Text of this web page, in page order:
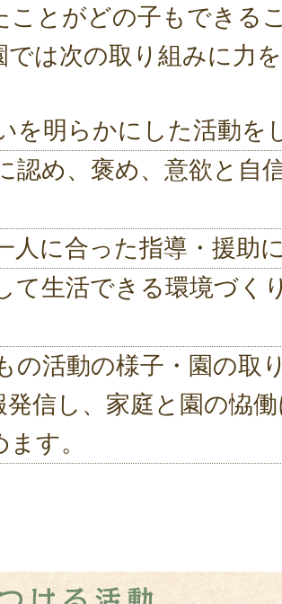
ことがどの子もできる
では次の取り組みに力
を明らかにした活動を
認め、褒め、意欲と自
人に合った指導・援助
て生活できる環境づく
の活動の様子・園の取
発信し、家庭と園の恊
す。